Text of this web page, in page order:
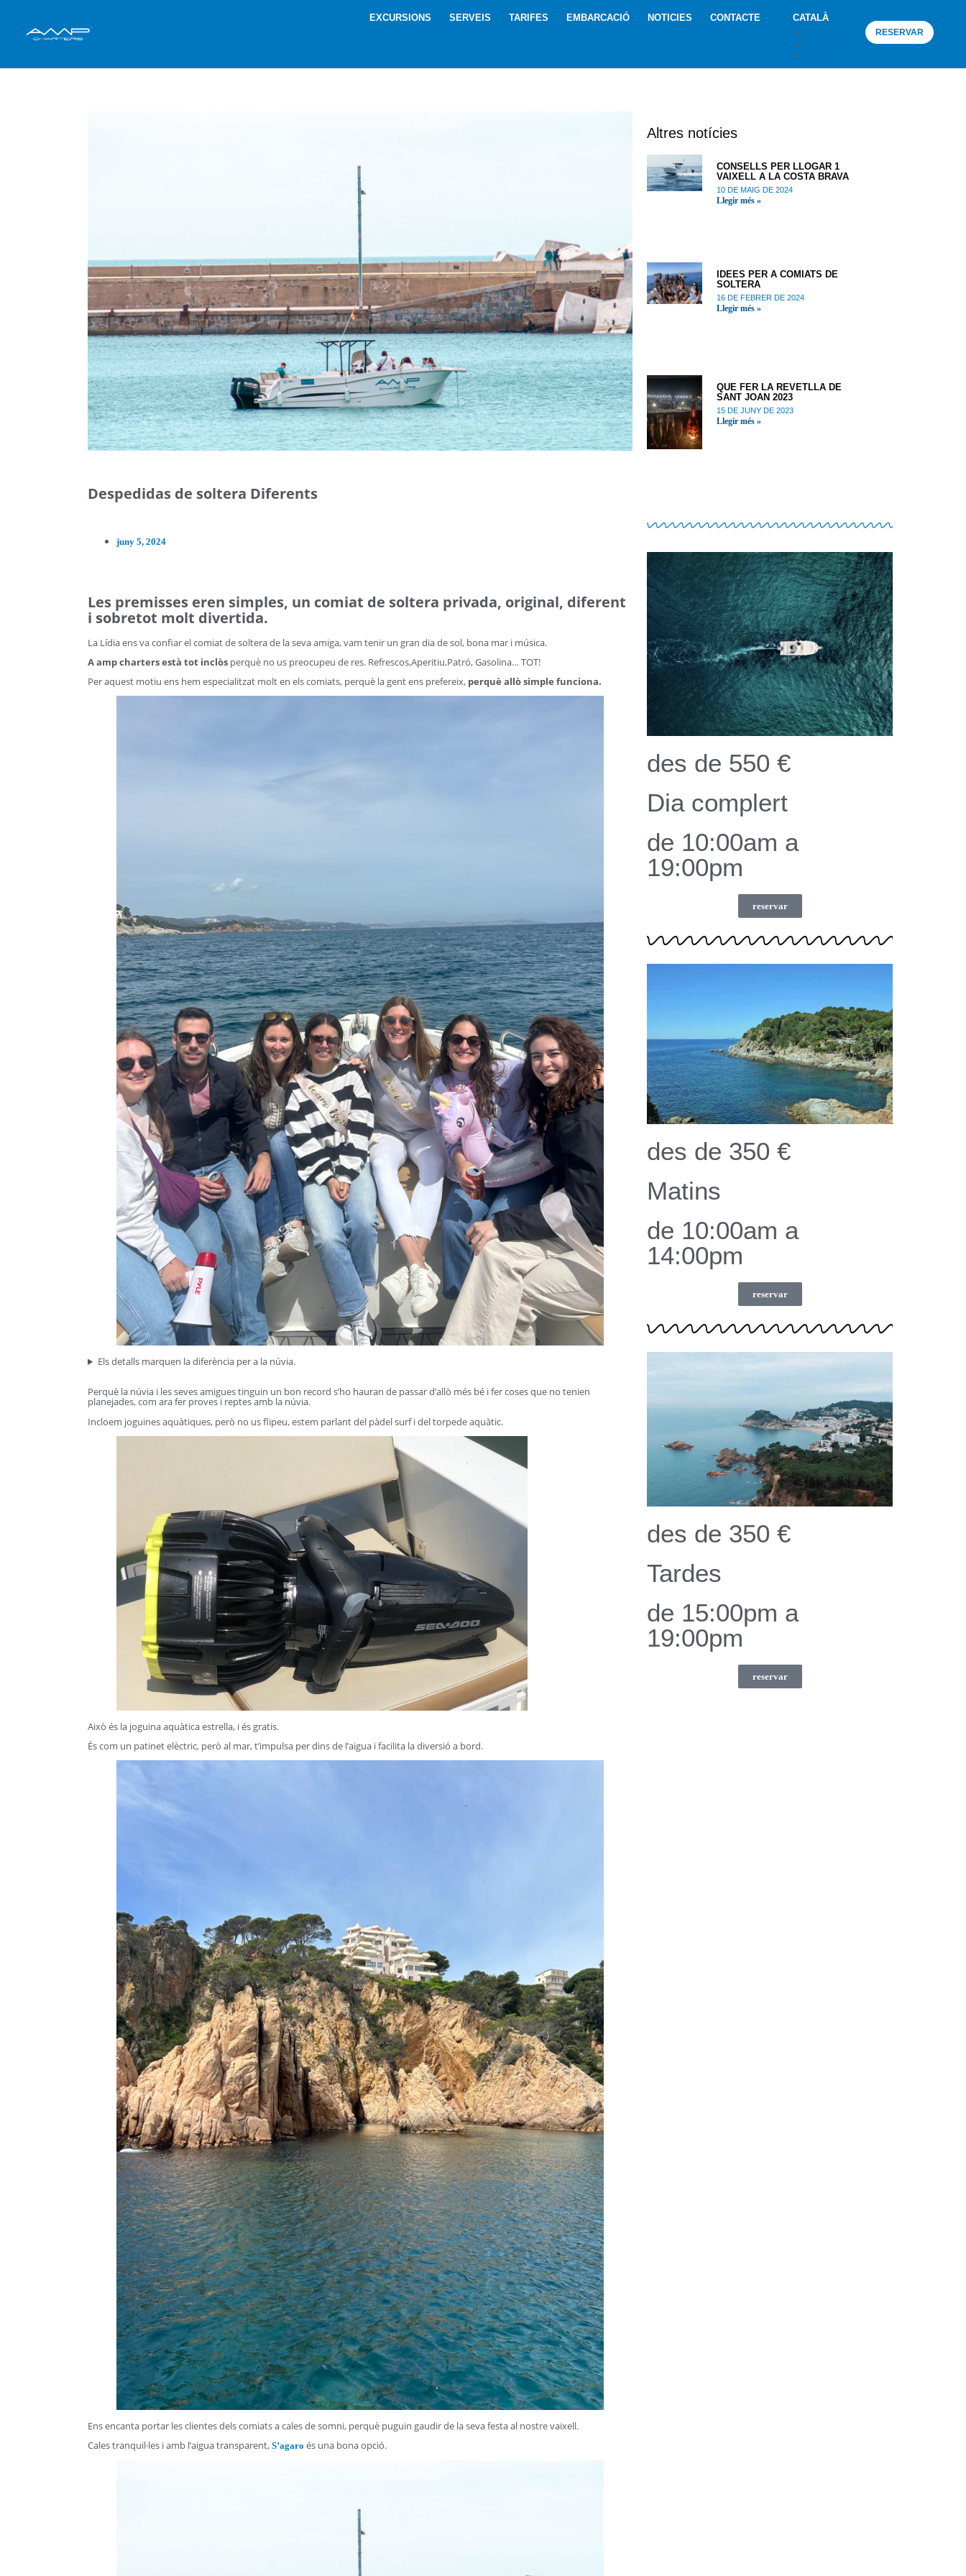
EXCURSIONS SERVEIS TARIFES EMBARCACIÓ NOTICIES CONTACTE
CATALÀ
RESERVAR
Despedidas de soltera Diferents
juny 5, 2024
Les premisses eren simples, un comiat de soltera privada, original, diferent
i sobretot molt divertida.
La Lídia ens va confiar el comiat de soltera de la seva amiga, vam tenir un gran dia de sol, bona mar i música.
A amp charters està tot inclòs perquè no us preocupeu de res. Refrescos,Aperitiu,Patró, Gasolina… TOT!
Per aquest motiu ens hem especialitzat molt en els comiats, perquè la gent ens prefereix, perquè allò simple funciona.
Els detalls marquen la diferència per a la núvia.
Perquè la núvia i les seves amigues tinguin un bon record s’ho hauran de passar d’allò més bé i fer coses que no tenien
planejades, com ara fer proves i reptes amb la núvia.
Incloem joguines aquàtiques, però no us flipeu, estem parlant del pàdel surf i del torpede aquàtic.
Això és la joguina aquàtica estrella, i és gratis.
És com un patinet elèctric, però al mar, t’impulsa per dins de l’aigua i facilita la diversió a bord.
Ens encanta portar les clientes dels comiats a cales de somni, perquè puguin gaudir de la seva festa al nostre vaixell.
Cales tranquil·les i amb l’aigua transparent, S’agaro és una bona opció.
Altres notícies
CONSELLS PER LLOGAR 1
VAIXELL A LA COSTA BRAVA
10 DE MAIG DE 2024
Llegir més »
IDEES PER A COMIATS DE
SOLTERA
16 DE FEBRER DE 2024
Llegir més »
QUE FER LA REVETLLA DE
SANT JOAN 2023
15 DE JUNY DE 2023
Llegir més »
des de 550 €
Dia complert
de 10:00am a
19:00pm
reservar
des de 350 €
Matins
de 10:00am a
14:00pm
reservar
des de 350 €
Tardes
de 15:00pm a
19:00pm
reservar